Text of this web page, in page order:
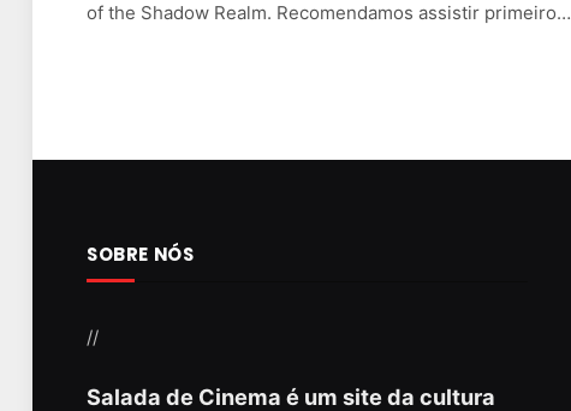
of the Shadow Realm. Recomendamos assistir primeiro…
SOBRE NÓS
//
Salada de Cinema é um site da cultura